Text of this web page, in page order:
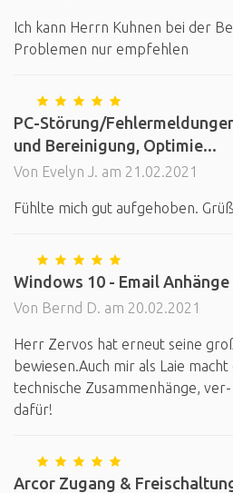
Ich kann Herrn Kuhnen bei der
Problemen nur empfehlen
PC-Störung/
und Bereinigung, Optimie...
Von Evelyn J. am 21.02.2021
Fühlte mich gut aufgehoben.
Windows 10 - Email
Von Bernd D. am 20.02.2021
Herr Zervos hat erneut seine
bewiesen.Auch mir als Laie
technische Zusammenhänge,
dafür!
Arcor Zugang &